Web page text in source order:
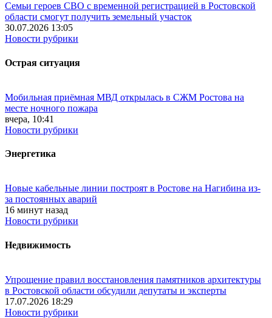
Семьи героев СВО с временной регистрацией в Ростовской
области смогут получить земельный участок
30.07.2026 13:05
Новости рубрики
Острая ситуация
Мобильная приёмная МВД открылась в СЖМ Ростова на
месте ночного пожара
вчера, 10:41
Новости рубрики
Энергетика
Новые кабельные линии построят в Ростове на Нагибина из-
за постоянных аварий
16 минут назад
Новости рубрики
Недвижимость
Упрощение правил восстановления памятников архитектуры
в Ростовской области обсудили депутаты и эксперты
17.07.2026 18:29
Новости рубрики